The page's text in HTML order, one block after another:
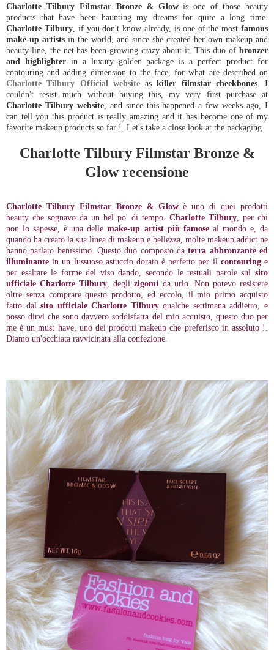
Charlotte Tilbury Filmstar Bronze & Glowis one of those beauty
products that have been haunting my dreams for quite a long time.
Charlotte Tilbury, if you don't know already, is one of the mostfamous
make-up artists in the world, and since she created her own makeup and
beauty line, the net has been growing crazy about it. This duo of bronzer
and highlighterin a luxury golden package is a perfect product for
contouring and adding dimension to the face, for what are described on
Charlotte Tilbury Official website askiller filmstar cheekbones. I
couldn't resist much without buying this, my very first purchase at
Charlotte Tilbury website, and since this happened a few weeks ago, I
can tell you this product is really amazing and it has become one of my
favorite makeup products so far !. Let's take a close look at the packaging.
Charlotte Tilbury Filmstar Bronze &
Glow recensione
Charlotte Tilbury Filmstar Bronze & Glowè uno di quei prodotti
beauty che sognavo da un bel po' di tempo. Charlotte Tilbury , per chi
non lo sapesse, è una dellemake-up artist più famoseal mondo e, da
quando ha creato la sua linea di makeup e bellezza, molte makeup addict ne
hanno parlato benissimo. Questo duo composto daterra abbronzante ed
illuminante in un lussuoso astuccio dorato è perfetto per il contouringe
per esaltare le forme del viso dando, secondo le testuali parole sul sito
ufficiale Charlotte Tilbury , deglizigomi da urlo. Non potevo resistere
oltre senza comprare questo prodotto, ed eccolo, il mio primo acquisto
fatto dalsito ufficiale Charlotte Tilburyqualche settimana addietro, e
posso dirvi che sono davvero soddisfatta del mio acquisto, questo duo per
me è un must have, uno dei prodotti makeup che preferisco in assoluto !.
Diamo un'occhiata ravvicinata alla confezione.